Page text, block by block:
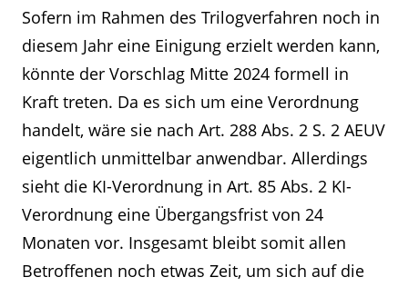
Sofern im Rahmen des Trilogverfahren noch in
diesem Jahr eine Einigung erzielt werden kann,
könnte der Vorschlag Mitte 2024 formell in
Kraft treten. Da es sich um eine Verordnung
handelt, wäre sie nach Art. 288 Abs. 2 S. 2 AEUV
eigentlich unmittelbar anwendbar. Allerdings
sieht die KI-Verordnung in Art. 85 Abs. 2 KI-
Verordnung eine Übergangsfrist von 24
Monaten vor. Insgesamt bleibt somit allen
Betroffenen noch etwas Zeit, um sich auf die